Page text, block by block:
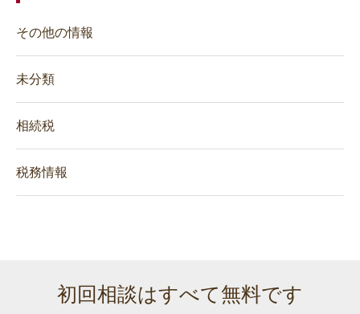
その他の情報
未分類
相続税
税務情報
初回相談はすべて無料です